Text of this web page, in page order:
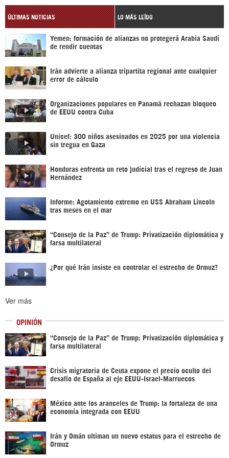
ÚLTIMAS NOTICIAS LO MÁS LEÍDO
Yemen: formación de alianzas no protegerá Arabia Saudí
de rendir cuentas
Irán advierte a alianza tripartita regional ante cualquier
error de cálculo
Organizaciones populares en Panamá rechazan bloqueo
de EEUU contra Cuba
Unicef: 300 niños asesinados en 2025 por una violencia
sin tregua en Gaza
Honduras enfrenta un reto judicial tras el regreso de Juan
Hernández
Informe: Agotamiento extremo en USS Abraham Lincoln
tras meses en el mar
“Consejo de la Paz” de Trump: Privatización diplomática y
farsa multilateral
¿Por qué Irán insiste en controlar el estrecho de Ormuz?
Ver más
OPINIÓN
“Consejo de la Paz” de Trump: Privatización diplomática y
farsa multilateral
Crisis migratoria de Ceuta expone el precio oculto del
desafío de España al eje EEUU-Israel-Marruecos
México ante los aranceles de Trump: la fortaleza de una
economía integrada con EEUU
Irán y Omán ultiman un nuevo estatus para el estrecho de
Ormuz